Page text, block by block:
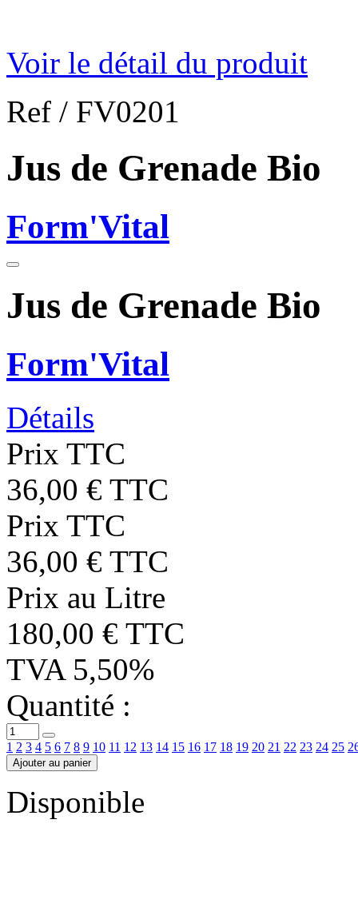
Voir le détail du produit
Ref / FV0201
Jus de Grenade Bio
Form'Vital
Jus de Grenade Bio
Form'Vital
Détails
Prix TTC
36,00 € TTC
Prix TTC
36,00 € TTC
Prix au Litre
180,00 € TTC
TVA 5,50%
Quantité :
1 2 3 4 5 6 7 8 9 10 11 12 13 14 15 16 17 18 19 20 21 22 23 24 25
Ajouter au panier
Disponible